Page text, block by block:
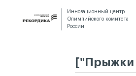
Инновационный центр
Олимпийского комитета
России